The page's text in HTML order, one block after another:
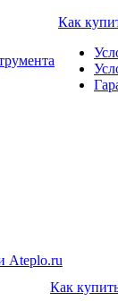
Как
Как